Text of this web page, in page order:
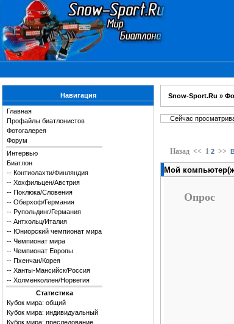
Навигация
Главная
Профайлы биатлонистов
Фотогалерея
Форум
Интервью
Биатлон
-- Контиолахти/Финляндия
-- Хохфильцен/Австрия
-- Поклюка/Словения
-- Оберхоф/Германия
-- Рупольдинг/Германия
-- Антхольц/Италия
-- Юниорский чемпионат мира
-- Чемпионат мира
-- Чемпионат Европы
-- Пхенчан/Корея
-- Ханты-Мансийск/Россия
-- Холменколлен/Норвегия
Статистика
Кубок мира: общий
Кубок мира: индивидуальный
Кубок мира: преследование
Snow-Sport.Ru »
Сейчас
Назад << 1 2 >>
Мой
Опрос